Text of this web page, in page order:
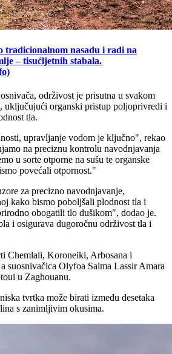
tradicionalnom nasadu i radi na
– tisućljetnih stabala.
održivost je prisutna u svakom
uključujući organski pristup poljoprivredi i
tla.
upravljanje vodom je ključno", rekao
na preciznu kontrolu navodnjavanja
u sorte otporne na sušu te organske
povećali otpornost."
za precizno navodnjavanje,
kako bismo poboljšali plodnost tla i
obogatili tlo dušikom", dodao je.
i osigurava dugoročnu održivost tla i
Chemlali, Koroneiki, Arbosana i
suosnivačica Olyfoa Salma Lassir Amara
u Zaghouanu.
tvrtka može birati između desetaka
s zanimljivim okusima.